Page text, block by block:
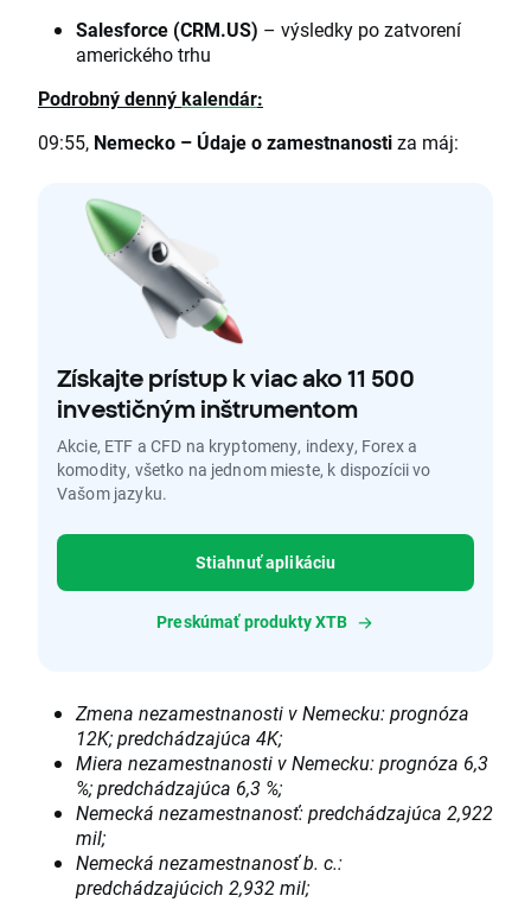
Salesforce (CRM.US) – výsledky po zatvorení
amerického trhu
Podrobný dennýkalendár:
09:55, Nemecko – Údaje o zamestnanostiza máj:
Získajte prístup k viac ako 11 500
investičným inštrumentom
Akcie, ETF a CFD na kryptomeny, indexy, Forex a
komodity, všetko na jednom mieste, k dispozícii vo
Vašom jazyku.
Stiahnuť aplikáciu
Preskúmať produkty XTB
Zmena nezamestnanosti v Nemecku: prognóza
12K; predchádzajúca 4K;
Miera nezamestnanosti v Nemecku: prognóza 6,3
%; predchádzajúca 6,3 %;
Nemecká nezamestnanosť: predchádzajúca 2,922
mil;
Nemecká nezamestnanosť b. c.:
predchádzajúcich 2,932 mil;